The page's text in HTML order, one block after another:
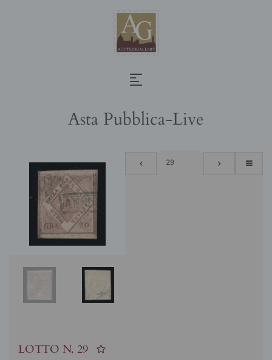
Asta Pubblica-Live
LOTTO N. 29